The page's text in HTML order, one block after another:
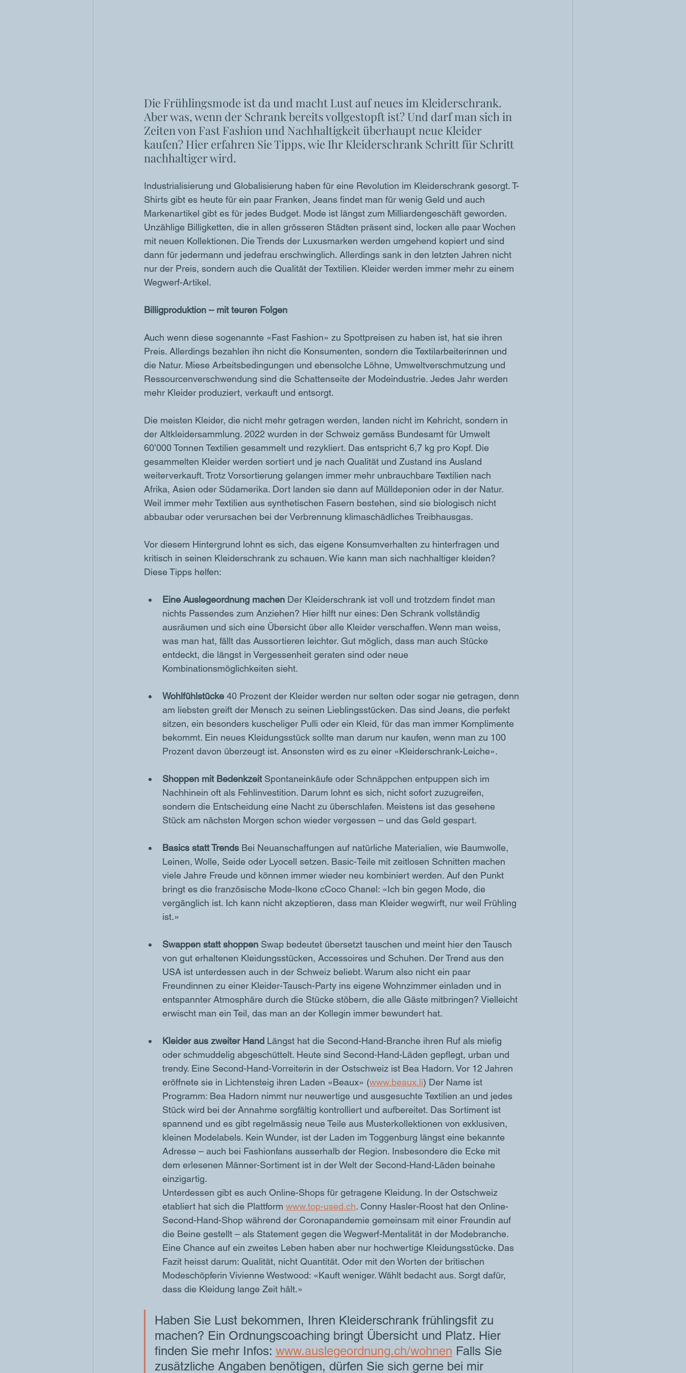
Die Frühlingsmode ist da und macht Lust auf neues im Kleiderschrank.
Aber was, wenn der Schrank bereits vollgestopft ist? Und darf man sich in
Zeiten von Fast Fashion und Nachhaltigkeit überhaupt neue Kleider
kaufen? Hier erfahren Sie Tipps, wie Ihr Kleiderschrank Schritt für Schritt
nachhaltiger wird.
Industrialisierung und Globalisierung haben für eine Revolution im Kleiderschrank gesorgt. T-
Shirts gibt es heute für ein paar Franken, Jeans findet man für wenig Geld und auch
Markenartikel gibt es für jedes Budget. Mode ist längst zum Milliardengeschäft geworden.
Unzählige Billigketten, die in allen grösseren Städten präsent sind, locken alle paar Wochen
mit neuen Kollektionen. Die Trends der Luxusmarken werden umgehend kopiert und sind
dann für jedermann und jedefrau erschwinglich. Allerdings sank in den letzten Jahren nicht
nur der Preis, sondern auch die Qualität der Textilien. Kleider werden immer mehr zu einem
Wegwerf-Artikel.
Billigproduktion – mit teuren Folgen
Auch wenn diese sogenannte «Fast Fashion» zu Spottpreisen zu haben ist, hat sie ihren
Preis. Allerdings bezahlen ihn nicht die Konsumenten, sondern die Textilarbeiterinnen und
die Natur. Miese Arbeitsbedingungen und ebensolche Löhne, Umweltverschmutzung und
Ressourcenverschwendung sind die Schattenseite der Modeindustrie. Jedes Jahr werden
mehr Kleider produziert, verkauft und entsorgt.
Die meisten Kleider, die nicht mehr getragen werden, landen nicht im Kehricht, sondern in
der Altkleidersammlung. 2022 wurden in der Schweiz gemäss Bundesamt für Umwelt
60’000 Tonnen Textilien gesammelt und rezykliert. Das entspricht 6,7 kg pro Kopf. Die
gesammelten Kleider werden sortiert und je nach Qualität und Zustand ins Ausland
weiterverkauft. Trotz Vorsortierung gelangen immer mehr unbrauchbare Textilien nach
Afrika, Asien oder Südamerika. Dort landen sie dann auf Mülldeponien oder in der Natur.
Weil immer mehr Textilien aus synthetischen Fasern bestehen, sind sie biologisch nicht
abbaubar oder verursachen bei der Verbrennung klimaschädliches Treibhausgas.
Vor diesem Hintergrund lohnt es sich, das eigene Konsumverhalten zu hinterfragen und
kritisch in seinen Kleiderschrank zu schauen. Wie kann man sich nachhaltiger kleiden?
Diese Tipps helfen:
Eine Auslegeordnung machen Der Kleiderschrank ist voll und trotzdem findet man
nichts Passendes zum Anziehen? Hier hilft nur eines: Den Schrank vollständig
ausräumen und sich eine Übersicht über alle Kleider verschaffen. Wenn man weiss,
was man hat, fällt das Aussortieren leichter. Gut möglich, dass man auch Stücke
entdeckt, die längst in Vergessenheit geraten sind oder neue
Kombinationsmöglichkeiten sieht.
Wohlfühlstücke 40 Prozent der Kleider werden nur selten oder sogar nie getragen, denn
am liebsten greift der Mensch zu seinen Lieblingsstücken. Das sind Jeans, die perfekt
sitzen, ein besonders kuscheliger Pulli oder ein Kleid, für das man immer Komplimente
bekommt. Ein neues Kleidungsstück sollte man darum nur kaufen, wenn man zu 100
Prozent davon überzeugt ist. Ansonsten wird es zu einer «Kleiderschrank-Leiche».
Shoppen mit Bedenkzeit Spontaneinkäufe oder Schnäppchen entpuppen sich im
Nachhinein oft als Fehlinvestition. Darum lohnt es sich, nicht sofort zuzugreifen,
sondern die Entscheidung eine Nacht zu überschlafen. Meistens ist das gesehene
Stück am nächsten Morgen schon wieder vergessen – und das Geld gespart.
Basics statt Trends Bei Neuanschaffungen auf natürliche Materialien, wie Baumwolle,
Leinen, Wolle, Seide oder Lyocell setzen. Basic-Teile mit zeitlosen Schnitten machen
viele Jahre Freude und können immer wieder neu kombiniert werden. Auf den Punkt
bringt es die französische Mode-Ikone cCoco Chanel: «Ich bin gegen Mode, die
vergänglich ist. Ich kann nicht akzeptieren, dass man Kleider wegwirft, nur weil Frühling
ist.»
Swappen statt shoppen Swap bedeutet übersetzt tauschen und meint hier den Tausch
von gut erhaltenen Kleidungsstücken, Accessoires und Schuhen. Der Trend aus den
USA ist unterdessen auch in der Schweiz beliebt. Warum also nicht ein paar
Freundinnen zu einer Kleider-Tausch-Party ins eigene Wohnzimmer einladen und in
entspannter Atmosphäre durch die Stücke stöbern, die alle Gäste mitbringen? Vielleicht
erwischt man ein Teil, das man an der Kollegin immer bewundert hat.
Kleider aus zweiter Hand Längst hat die Second-Hand-Branche ihren Ruf als miefig
oder schmuddelig abgeschüttelt. Heute sind Second-Hand-Läden gepflegt, urban und
trendy. Eine Second-Hand-Vorreiterin in der Ostschweiz ist Bea Hadorn. Vor 12 Jahren
eröffnete sie in Lichtensteig ihren Laden «Beaux» (www.beaux.li) Der Name ist
Programm: Bea Hadorn nimmt nur neuwertige und ausgesuchte Textilien an und jedes
Stück wird bei der Annahme sorgfältig kontrolliert und aufbereitet. Das Sortiment ist
spannend und es gibt regelmässig neue Teile aus Musterkollektionen von exklusiven,
kleinen Modelabels. Kein Wunder, ist der Laden im Toggenburg längst eine bekannte
Adresse – auch bei Fashionfans ausserhalb der Region. Insbesondere die Ecke mit
dem erlesenen Männer-Sortiment ist in der Welt der Second-Hand-Läden beinahe
einzigartig.
Unterdessen gibt es auch Online-Shops für getragene Kleidung. In der Ostschweiz
etabliert hat sich die Plattform www.top-used.ch. Conny Hasler-Roost hat den Online-
Second-Hand-Shop während der Coronapandemie gemeinsam mit einer Freundin auf
die Beine gestellt – als Statement gegen die Wegwerf-Mentalität in der Modebranche.
Eine Chance auf ein zweites Leben haben aber nur hochwertige Kleidungsstücke. Das
Fazit heisst darum: Qualität, nicht Quantität. Oder mit den Worten der britischen
Modeschöpferin Vivienne Westwood: «Kauft weniger. Wählt bedacht aus. Sorgt dafür,
dass die Kleidung lange Zeit hält.»
Haben Sie Lust bekommen, Ihren Kleiderschrank frühlingsfit zu
machen? Ein Ordnungscoaching bringt Übersicht und Platz. Hier
finden Sie mehr Infos: www.auslegeordnung.ch/wohnen Falls Sie
zusätzliche Angaben benötigen, dürfen Sie sich gerne bei mir